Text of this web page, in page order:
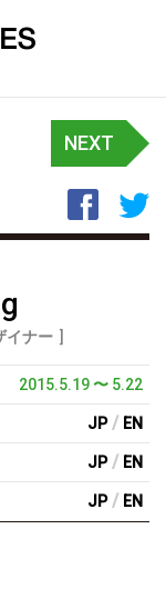
NEXT
イナー
2015.5.19〜 5.22
JP/ EN
JP/ EN
JP/ EN